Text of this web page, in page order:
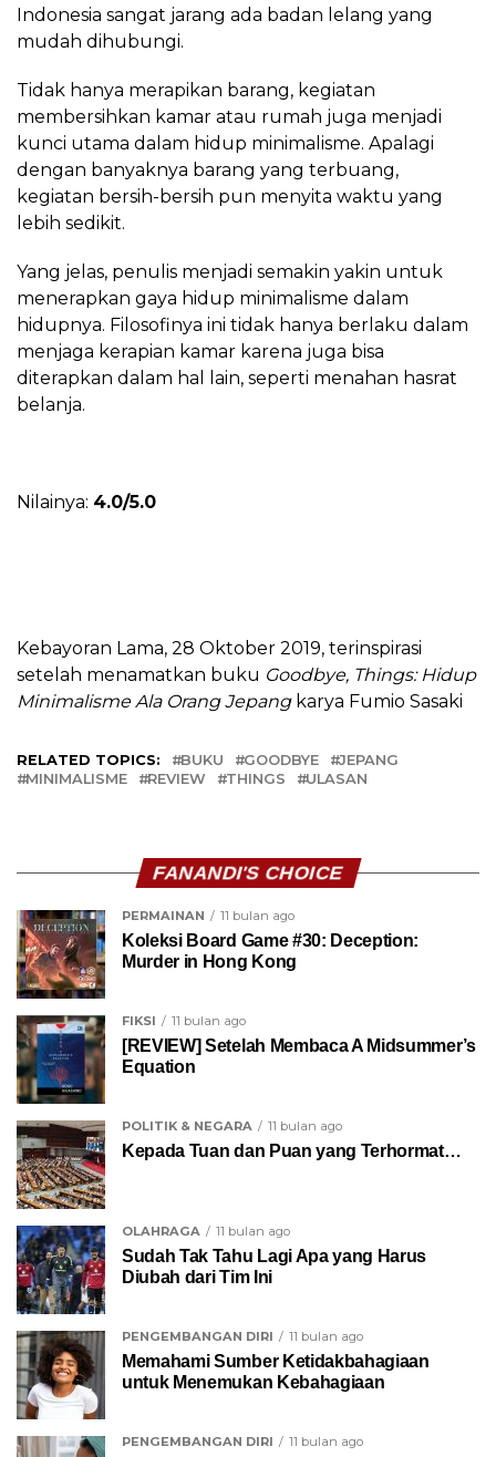
Indonesia sangat jarang ada badan lelang yang
mudah dihubungi.
Tidak hanya merapikan barang, kegiatan
membersihkan kamar atau rumah juga menjadi
kunci utama dalam hidup minimalisme. Apalagi
dengan banyaknya barang yang terbuang,
kegiatan bersih-bersih pun menyita waktu yang
lebih sedikit.
Yang jelas, penulis menjadi semakin yakin untuk
menerapkan gaya hidup minimalisme dalam
hidupnya. Filosofinya ini tidak hanya berlaku dalam
menjaga kerapian kamar karena juga bisa
diterapkan dalam hal lain, seperti menahan hasrat
belanja.
Nilainya: 4.0/5.0
Kebayoran Lama, 28 Oktober 2019, terinspirasi
setelah menamatkan buku Goodbye, Things: Hidup
Minimalisme Ala Orang Jepang karya Fumio Sasaki
RELATED TOPICS: BUKU GOODBYE
JEPANG
MINIMALISME
REVIEW THINGS ULASAN
FANANDI'S CHOICE
PERMAINAN 11 bulan ago
Koleksi Board Game #30: Deception:
Murder in Hong Kong
FIKSI 11 bulan ago
[REVIEW] Setelah Membaca A Midsummer’s
Equation
POLITIK & NEGARA 11 bulan ago
Kepada Tuan dan Puan yang Terhormat…
OLAHRAGA 11 bulan ago
Sudah Tak Tahu Lagi Apa yang Harus
Diubah dari Tim Ini
PENGEMBANGAN DIRI 11 bulan ago
Memahami Sumber Ketidakbahagiaan
untuk Menemukan Kebahagiaan
PENGEMBANGAN DIRI 11 bulan ago